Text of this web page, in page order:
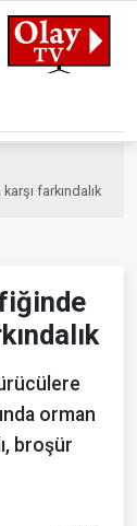
farkındalık
orman
broşür